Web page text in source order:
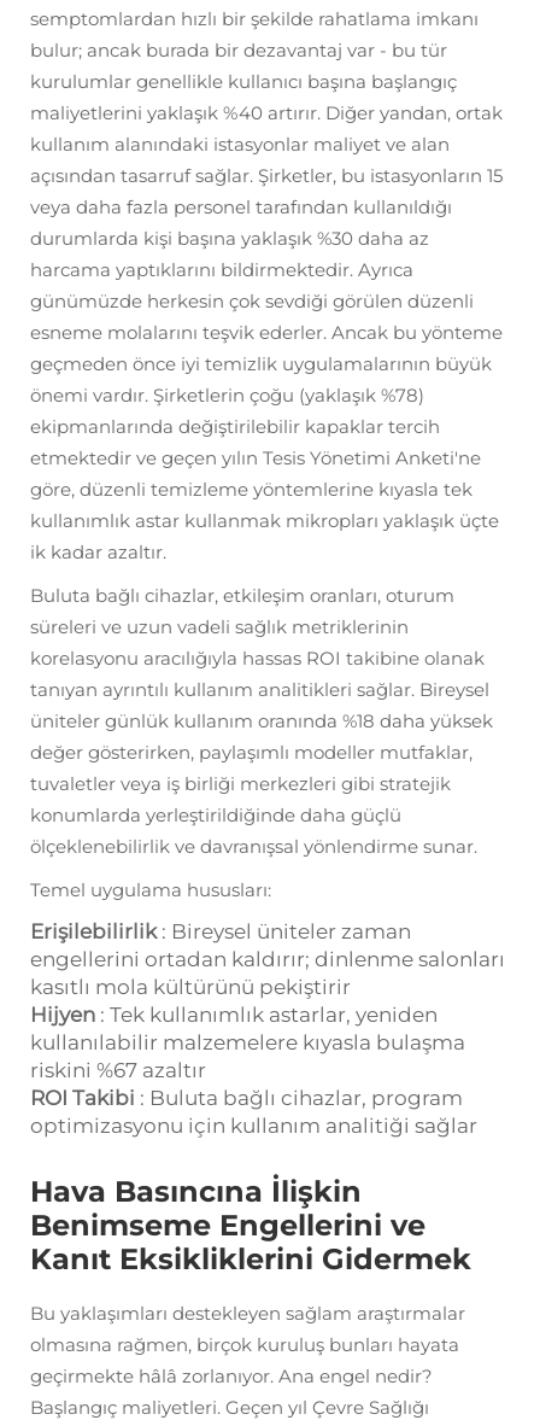
semptomlardan hızlı bir şekilde rahatlama imkanı
bulur; ancak burada bir dezavantaj var - bu tür
kurulumlar genellikle kullanıcı başına başlangıç
maliyetlerini yaklaşık %40 artırır. Diğer yandan, ortak
kullanım alanındaki istasyonlar maliyet ve alan
açısından tasarruf sağlar. Şirketler, bu istasyonların 15
veya daha fazla personel tarafından kullanıldığı
durumlarda kişi başına yaklaşık %30 daha az
harcama yaptıklarını bildirmektedir. Ayrıca
günümüzde herkesin çok sevdiği görülen düzenli
esneme molalarını teşvik ederler. Ancak bu yönteme
geçmeden önce iyi temizlik uygulamalarının büyük
önemi vardır. Şirketlerin çoğu (yaklaşık %78)
ekipmanlarında değiştirilebilir kapaklar tercih
etmektedir ve geçen yılın Tesis Yönetimi Anketi'ne
göre, düzenli temizleme yöntemlerine kıyasla tek
kullanımlık astar kullanmak mikropları yaklaşık üçte
ik kadar azaltır.
Buluta bağlı cihazlar, etkileşim oranları, oturum
süreleri ve uzun vadeli sağlık metriklerinin
korelasyonu aracılığıyla hassas ROI takibine olanak
tanıyan ayrıntılı kullanım analitikleri sağlar. Bireysel
üniteler günlük kullanım oranında %18 daha yüksek
değer gösterirken, paylaşımlı modeller mutfaklar,
tuvaletler veya iş birliği merkezleri gibi stratejik
konumlarda yerleştirildiğinde daha güçlü
ölçeklenebilirlik ve davranışsal yönlendirme sunar.
Temel uygulama hususları:
Erişilebilirlik : Bireysel üniteler zaman
engellerini ortadan kaldırır; dinlenme salonları
kasıtlı mola kültürünü pekiştirir
Hijyen : Tek kullanımlık astarlar, yeniden
kullanılabilir malzemelere kıyasla bulaşma
riskini %67 azaltır
ROI Takibi : Buluta bağlı cihazlar, program
optimizasyonu için kullanım analitiği sağlar
Hava Basıncına İlişkin
Benimseme Engellerini ve
Kanıt Eksikliklerini Gidermek
Bu yaklaşımları destekleyen sağlam araştırmalar
olmasına rağmen, birçok kuruluş bunları hayata
geçirmekte hâlâ zorlanıyor. Ana engel nedir?
Başlangıç maliyetleri. Geçen yıl Çevre Sağlığı